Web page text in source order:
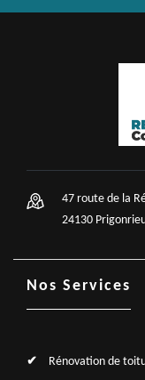
47 route de la
24130
Nos Services
Rénovation de